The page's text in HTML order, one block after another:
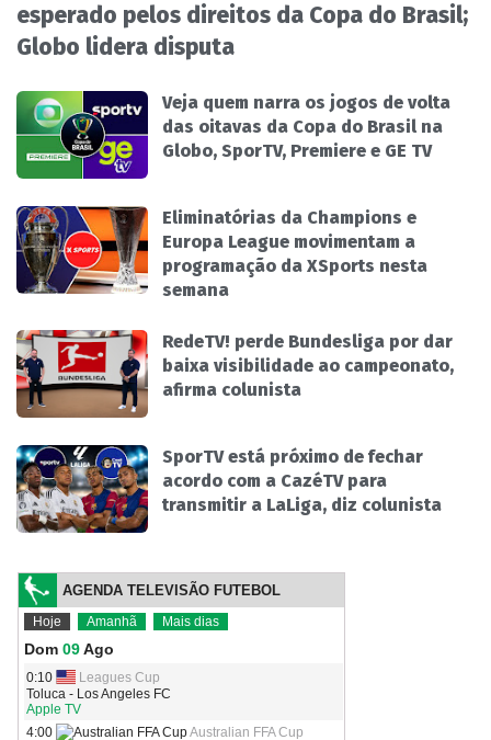
esperado pelos direitos da Copa do Brasil;
Globo lidera disputa
Veja quem narra os jogos de volta
das oitavas da Copa do Brasil na
Globo, SporTV, Premiere e GE TV
Eliminatórias da Champions e
Europa League movimentam a
programação da XSports nesta
semana
RedeTV! perde Bundesliga por dar
baixa visibilidade ao campeonato,
afirma colunista
SporTV está próximo de fechar
acordo com a CazéTV para
transmitir a LaLiga, diz colunista